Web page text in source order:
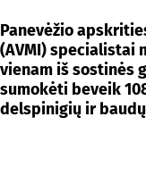
Panevėžio
(AVMI) specialistai
vienam iš sostinės
sumokėti beveik
delspinigių ir